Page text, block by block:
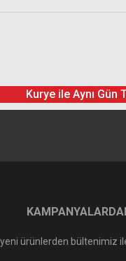
Kurye ile Aynı Gün
ürünlerden bültenimiz